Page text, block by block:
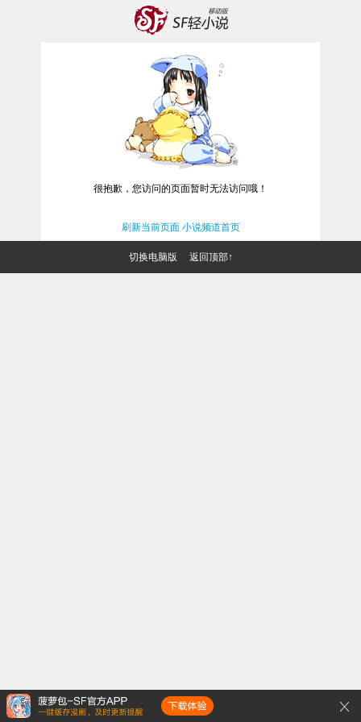
很抱歉，您访问的页面暂时无法访问哦！
刷新当前页面 小说频道首页
切换电脑版 返回顶部↑